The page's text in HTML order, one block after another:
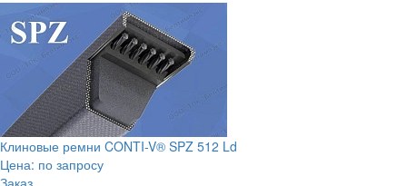
Клиновые ремни CONTI-V® SPZ 512 Ld
Цена: по запросу
Заказ